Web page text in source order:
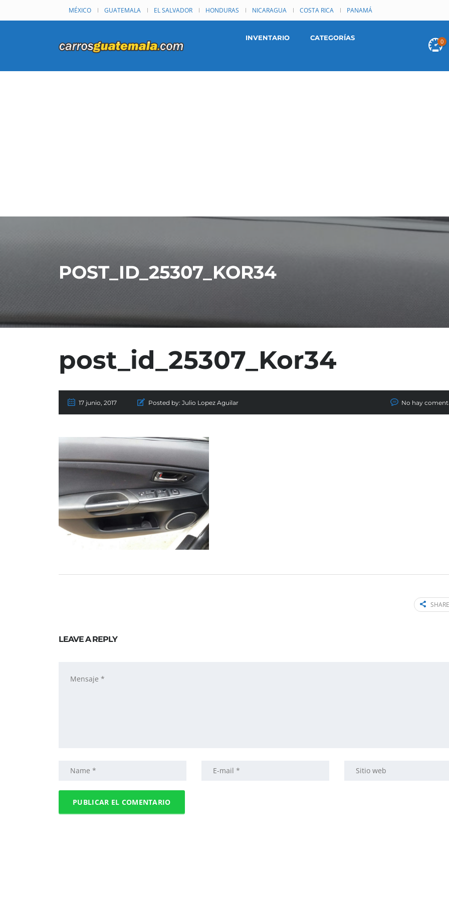
MÉXICO GUATEMALA EL SALVADOR HONDURAS NICARAGUA COSTA RICA PANAMÁ
0
INVENTARIO CATEGORÍAS
POST_ID_25307_KOR34
post_id_25307_Kor34
17 junio, 2017 Posted by: Julio Lopez Aguilar No hay
LEAVE A REPLY